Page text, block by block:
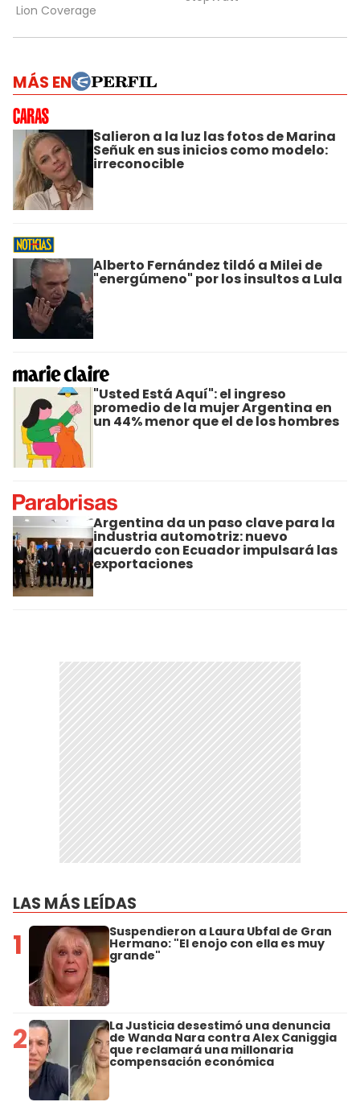
MÁS EN
Salieron a la luz las fotos de Marina
Señuk en sus inicios como modelo:
irreconocible
Alberto Fernández tildó a Milei de
"energúmeno" por los insultos a Lula
"Usted Está Aquí": el ingreso
promedio de la mujer Argentina en
un 44% menor que el de los hombres
Argentina da un paso clave para la
industria automotriz: nuevo
acuerdo con Ecuador impulsará las
exportaciones
LAS MÁS LEÍDAS
1 Suspendieron a Laura Ubfal de Gran
Hermano: "El enojo con ella es muy
grande"
2 La Justicia desestimó una denuncia
de Wanda Nara contra Alex Caniggia
que reclamará una millonaria
compensación económica